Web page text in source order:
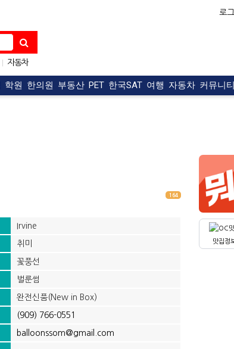
로그
자동차
학원 한의원 부동산 PET 한국SAT 여행 자동차 커뮤니티
164
Irvine
취미
꽃풍선
벌룬썸
완전신품(New in Box)
(909) 766-0551‬
balloonssom@gmail.com
맛집정